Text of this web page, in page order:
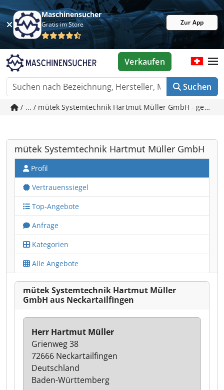
Maschinensucher
Gratis im Store Zur App
Suchen
Verkaufen
/ ... / mütek Systemtechnik Hartmut Müller
mütek Systemtechnik Hartmut Müller GmbH
Profil
Vertrauenssiegel
Top-Angebote
Anfrage
Kategorien
Alle Angebote
mütek Systemtechnik Hartmut Müller
GmbH aus Neckartailfingen
Herr Hartmut Müller
Grienweg 38
72666 Neckartailfingen
Deutschland
Baden-Württemberg